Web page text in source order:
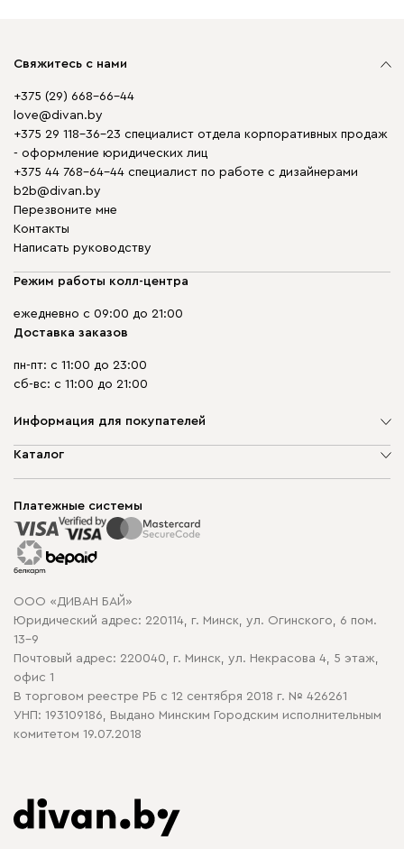
Свяжитесь с нами
+375 (29) 668-66-44
love@divan.by
+375 29 118-36-23 специалист отдела корпоративных продаж
- оформление юридических лиц
+375 44 768-64-44 специалист по работе с дизайнерами
b2b@divan.by
Перезвоните мне
Контакты
Написать руководству
Режим работы колл-центра
ежедневно с 09:00 до 21:00
Доставка заказов
пн-пт: с 11:00 до 23:00
сб-вс: с 11:00 до 21:00
Информация для покупателей
О компании
Способы оплаты
Рассрочка и кредит
Гарантия
Карта сайта
Политика конфиденциальности
Политика в отношении обработки cookie
Каталог
Корпусная мебель
Распродажа мебели
Платежные системы
ООО «ДИВАН БАЙ»
Юридический адрес: 220114, г. Минск, ул. Огинского, 6 пом.
13-9
Почтовый адрес: 220040, г. Минск, ул. Некрасова 4, 5 этаж,
офис 1
В торговом реестре РБ с 12 сентября 2018 г. № 426261
УНП: 193109186, Выдано Минским Городским исполнительным
комитетом 19.07.2018